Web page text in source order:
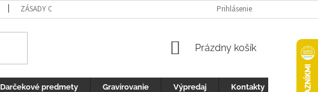
ZÁSADY OCHRANY OSOBNÝCH ÚDAJOV FOTOGALERIA KONTAKTY
Prihlásenie
NÁKUPNÝ
Prázdny košík
Darčekové predmety Gravírovanie Výpredaj Kontakty